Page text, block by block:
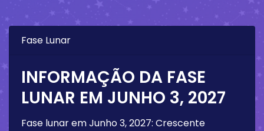
Fase Lunar
INFORMAÇÃO DA FASE
LUNAR EM JUNHO 3, 2027
Fase lunar emJunho 3, 2027: Crescente